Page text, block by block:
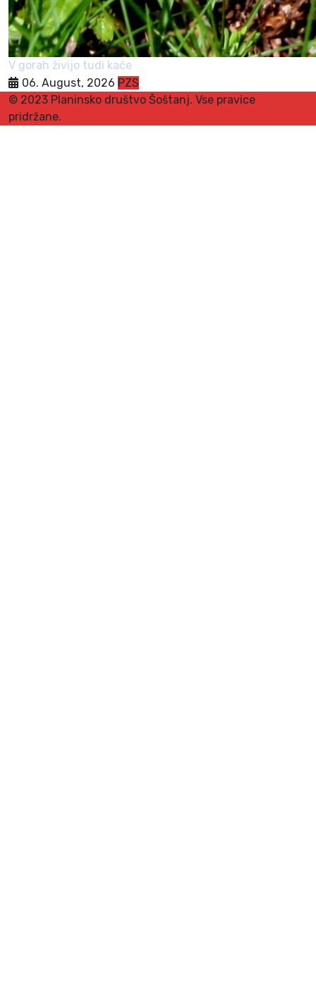
V gorah živijo tudi kače
06. August, 2026 PZS
© 2023 Planinsko društvo Šoštanj. Vse pravice
pridržane.